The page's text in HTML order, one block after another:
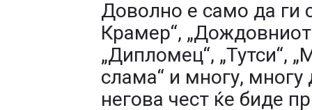
Доволно е само да ги
Крамер“, „Дождовниот
„Дипломец“, „Тутси“,
слама“ и многу,
негова чест ќе биде